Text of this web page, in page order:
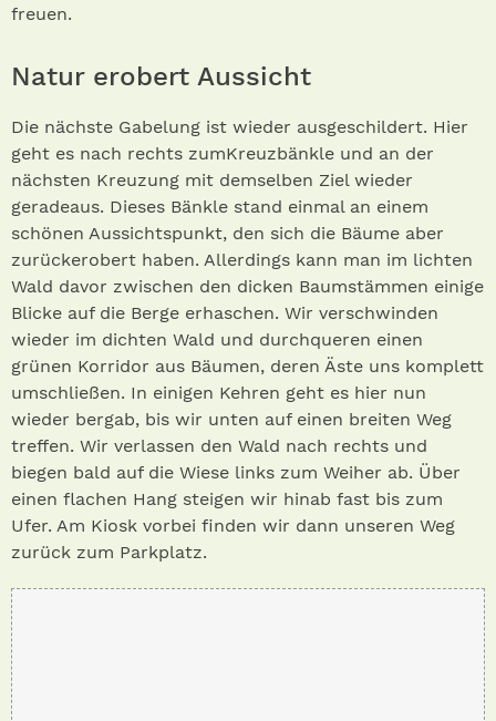
freuen.
Natur erobert Aussicht
Die nächste Gabelung ist wieder ausgeschildert. Hier
geht es nach rechts zumKreuzbänkle und an der
nächsten Kreuzung mit demselben Ziel wieder
geradeaus. Dieses Bänkle stand einmal an einem
schönen Aussichtspunkt, den sich die Bäume aber
zurückerobert haben. Allerdings kann man im lichten
Wald davor zwischen den dicken Baumstämmen einige
Blicke auf die Berge erhaschen. Wir verschwinden
wieder im dichten Wald und durchqueren einen
grünen Korridor aus Bäumen, deren Äste uns komplett
umschließen. In einigen Kehren geht es hier nun
wieder bergab, bis wir unten auf einen breiten Weg
treffen. Wir verlassen den Wald nach rechts und
biegen bald auf die Wiese links zum Weiher ab. Über
einen flachen Hang steigen wir hinab fast bis zum
Ufer. Am Kiosk vorbei finden wir dann unseren Weg
zurück zum Parkplatz.